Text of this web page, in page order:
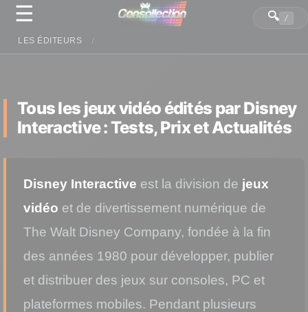
☰
LES ÉDITEURS
🔍 /
Tous les jeux vidéo édités par Disney
Interactive : Tests, Prix et Actualités
Disney Interactive est la division de jeux
vidéo et de divertissement numérique de
The Walt Disney Company, fondée à la fin
des années 1980 pour développer, publier
et distribuer des jeux sur consoles, PC et
plateformes mobiles. Pendant plusieurs
Panneau de gestion des cookies